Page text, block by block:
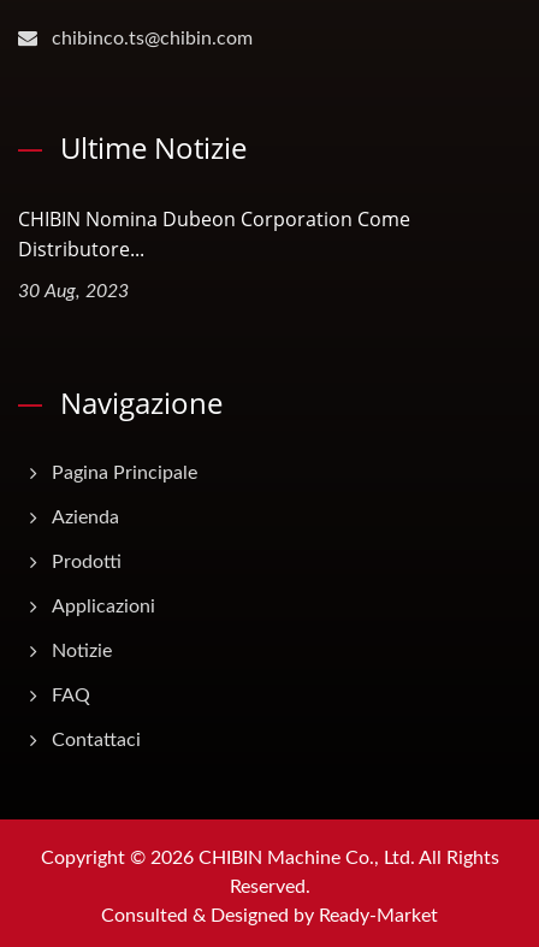
chibinco.ts@chibin.com
Ultime Notizie
CHIBIN Nomina Dubeon Corporation Come
Distributore...
30 Aug, 2023
Navigazione
Pagina Principale
Azienda
Prodotti
Applicazioni
Notizie
FAQ
Contattaci
Copyright © 2026 CHIBIN Machine Co., Ltd. All Rights
Reserved.
Consulted & Designed by Ready-Market